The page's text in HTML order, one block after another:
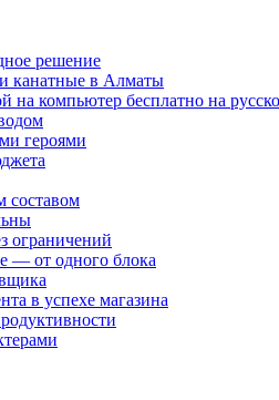
решение
канатные в Алматы
на компьютер бесплатно на
героями
составом
ограничений
— от одного блока
в успехе магазина